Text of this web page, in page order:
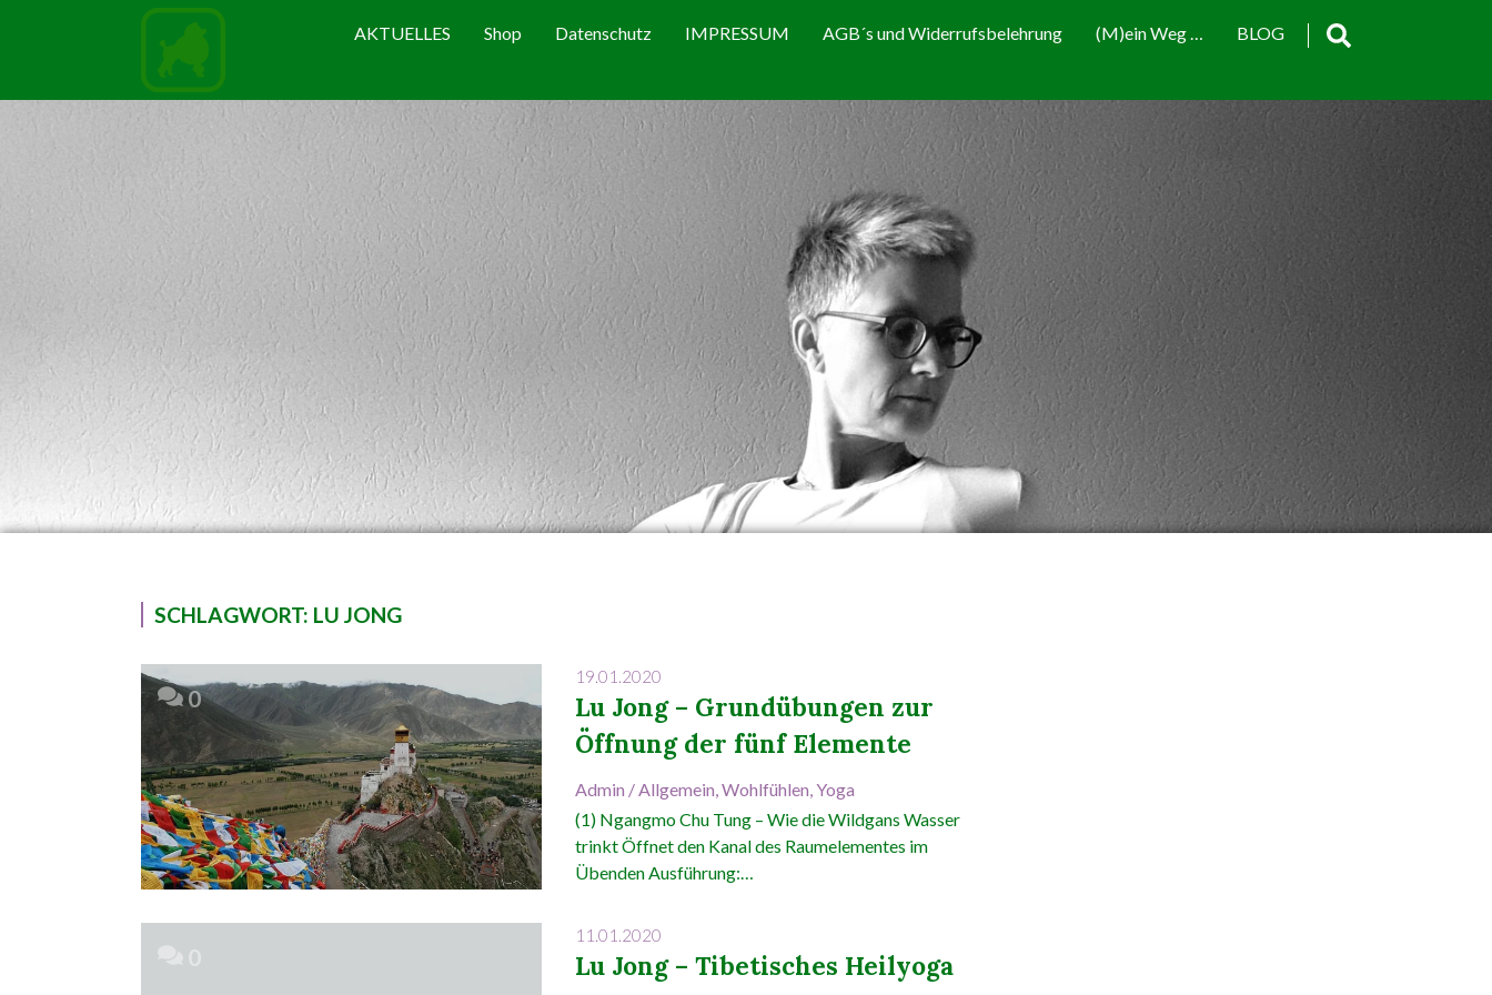
BLOG
(M)ein Weg …
AGB´s und Widerrufsbelehrung
IMPRESSUM
Datenschutz
Shop
AKTUELLES
SCHLAGWORT: LU JONG
0
19.01.2020
Lu Jong – Grundübungen zur
Öffnung der fünf Elemente
Admin /Allgemein,Wohlfühlen,Yoga
(1) Ngangmo Chu Tung – Wie die Wildgans Wasser
trinkt Öffnet den Kanal des Raumelementes im
Übenden Ausführung:…
11.01.2020
Lu Jong – Tibetisches Heilyoga